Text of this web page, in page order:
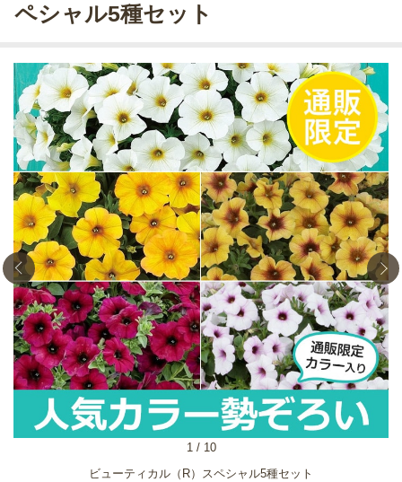
ビューティカル（R）スペシャル5種セット
1/ 10
ペシャル5種セット